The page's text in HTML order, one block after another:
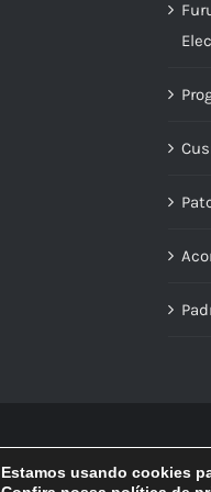
Estamos usando cookies